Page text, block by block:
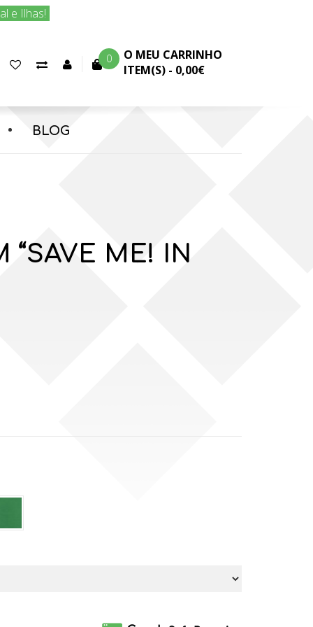
e Ilhas!
FavoritosComparar
Conta 0
O MEU CARRINHO
ITEM(S) - 0,00€
BLOG
“SAVE ME! IN